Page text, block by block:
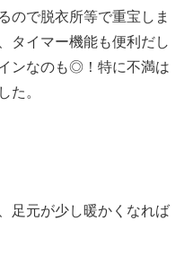
ので脱衣所等で重宝しま
タイマー機能も便利だし
ンなのも◎！特に不満は
。
足元が少し暖かくなれば